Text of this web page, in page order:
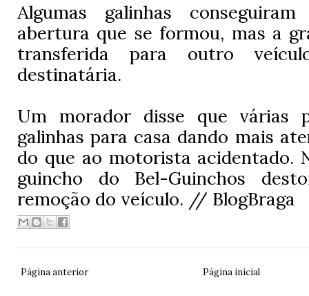
Algumas galinhas
abertura que se formou, mas a
transferida para outro
destinatária.
Um morador disse que várias
galinhas para casa dando mais
do que ao motorista acidentado.
guincho do Bel-Guinchos
remoção do veículo. // BlogBraga
Página anterior Página inicial